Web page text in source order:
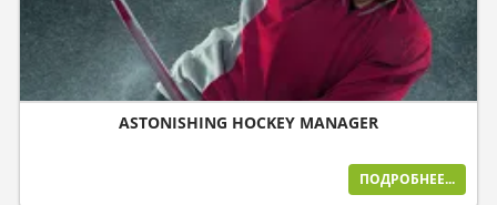
ASTONISHING HOCKEY MANAGER
ПОДРОБНЕЕ...